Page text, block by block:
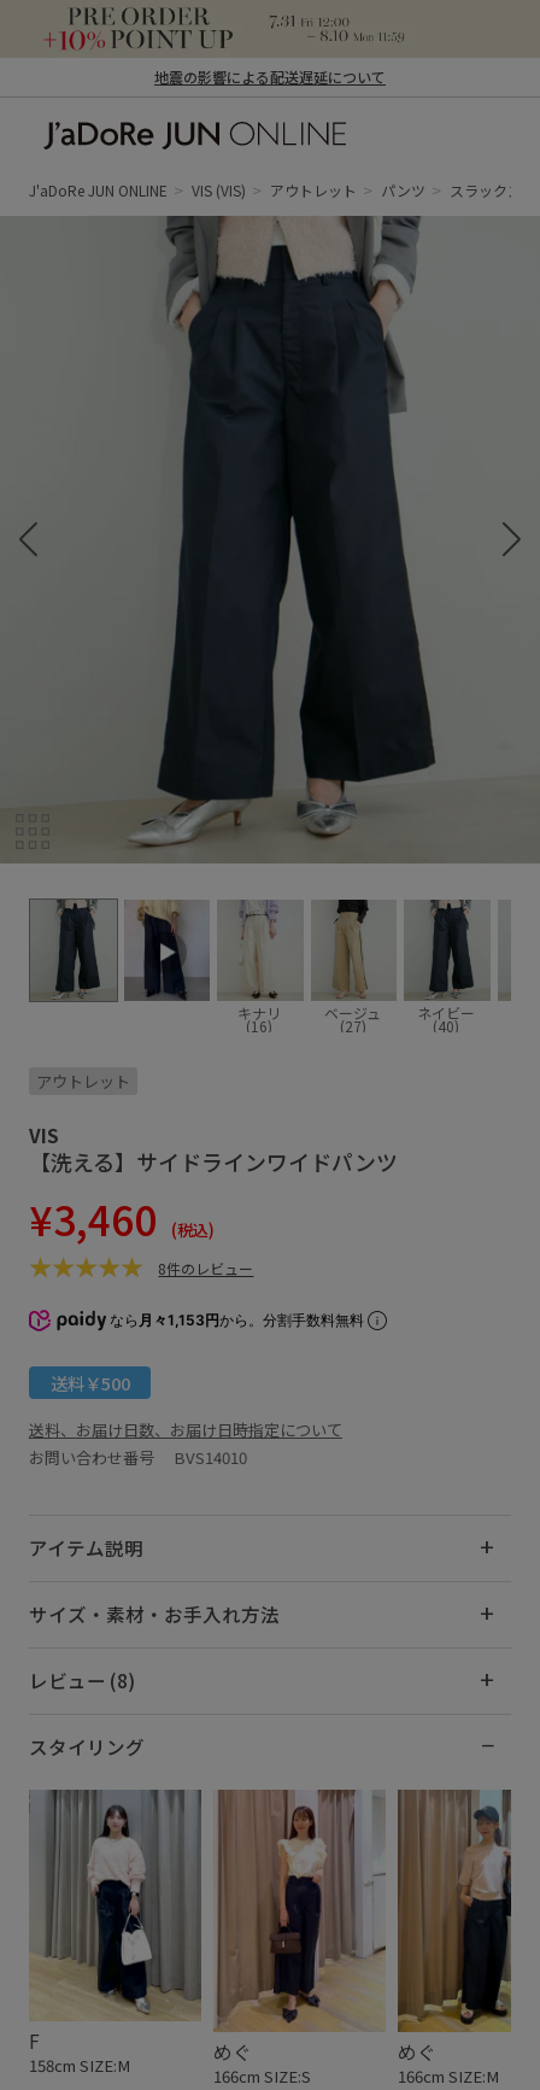
地震の影響による配送遅延について
ン オンライン）
J'aDoRe JUN ONLINE VIS (VIS) アウトレット パンツ スラックス
キナリ
(16)
ベージュ
(27)
ネイビー
(40)
アウトレット
VIS
【洗える】サイドラインワイドパンツ
¥3,460 (税込)
8件のレビュー
なら 月々1,153円から。分割手数料無料
送料￥500
送料、お届け日数、お届け日時指定について
お問い合わせ番号 BVS14010
アイテム説明
サイズ・素材・お手入れ方法
レビュー (8)
スタイリング
F
158cm SIZE:M
めぐ
166cm SIZE:S
めぐ
166cm SIZE:M